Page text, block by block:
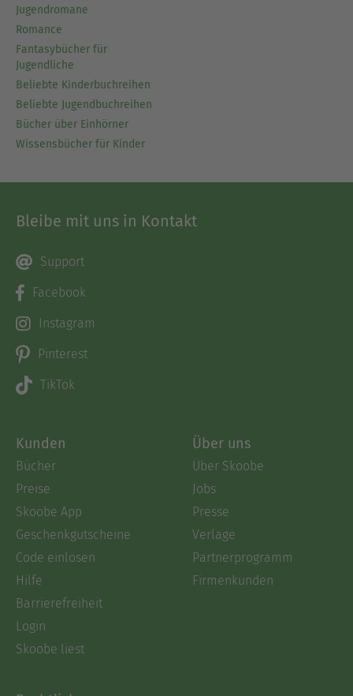
Jugendromane
Romance
Fantasybücher für
Jugendliche
Beliebte Kinderbuchreihen
Beliebte Jugendbuchreihen
Bücher über Einhörner
Wissensbücher für Kinder
Bleibe mit uns in Kontakt
Support
Facebook
Instagram
Pinterest
TikTok
Kunden
Bücher
Preise
Skoobe App
Geschenkgutscheine
Code einlösen
Hilfe
Barrierefreiheit
Login
Skoobe liest
Über uns
Über Skoobe
Jobs
Presse
Verlage
Partnerprogramm
Firmenkunden